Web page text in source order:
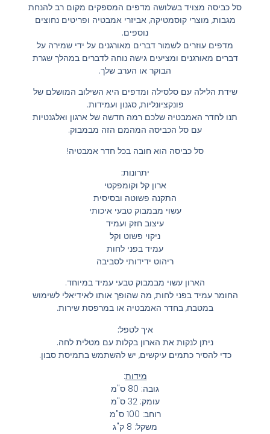
סל כביסה מצויד בשלושה מדפים המספקים מקום רב להנחת
מגבות, מוצרי קוסמטיקה, אביזרי אמבטיה ופריטים נחוצים
נוספים.
מדפים עוזרים לשמור דברים מאורגנים על ידי שמירה על
דברים מאורגנים ומציעים גישה נוחה לדברים במהלך שגרת
הבוקר או הערב שלך.
שידת הלילה עם סלסילה ומדפים היא השילוב המושלם של
פונקציונליות, סגנון ועמידות.
תנו לחדר האמבטיה שלכם רמה חדשה של ארגון ואלגנטיות
עם סל הכביסה המהמם הזה מבמבוק.
סל כביסה הוא חובה בכל חדר אמבטיה!
יתרונות:
ארון קל וקומפקטי
התקנה פשוטה ובסיסית
עשוי מבמבוק טבעי איכותי
עיצוב חזק ועמיד
ניקוי פשוט וקל
עמיד בפני לחות
ריהוט ידידותי לסביבה
הארון עשוי מבמבוק טבעי עמיד במיוחד.
החומר עמיד בפני לחות, מה שהופך אותו לאידיאלי לשימוש
במטבח, בחדר האמבטיה או במרפסת שירות.
איך לטפל:
ניתן לנקות את הארון בקלות עם מטלית לחה.
כדי להסיר כתמים עיקשים, יש להשתמש בתמיסת סבון.
מידות:
גובה: 80 ס"מ
עומק: 32 ס"מ
​רוחב: 100 ס"מ
משקל: 8 ק"ג